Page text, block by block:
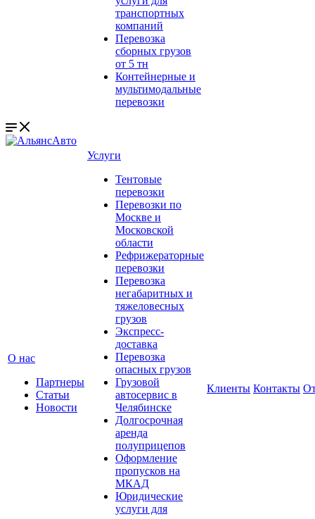
транспортных
компаний
Перевозка
сборных грузов
от 5 тн
Контейнерные и
мультимодальные
перевозки
О нас
Партнеры
Статьи
Новости
Услуги
Тентовые
перевозки
Перевозки по
Москве и
Московской
области
Рефрижераторные
перевозки
Перевозка
негабаритных и
тяжеловесных
грузов
Экспресс-
доставка
Перевозка
опасных грузов
Грузовой
автосервис в
Челябинске
Долгосрочная
аренда
полуприцепов
Оформление
пропусков на
МКАД
Юридические
услуги для
Клиенты Контакты